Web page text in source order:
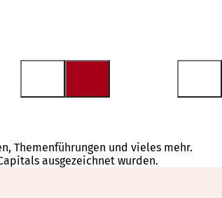
Themenführungen und vieles mehr.
ausgezeichnet wurden.